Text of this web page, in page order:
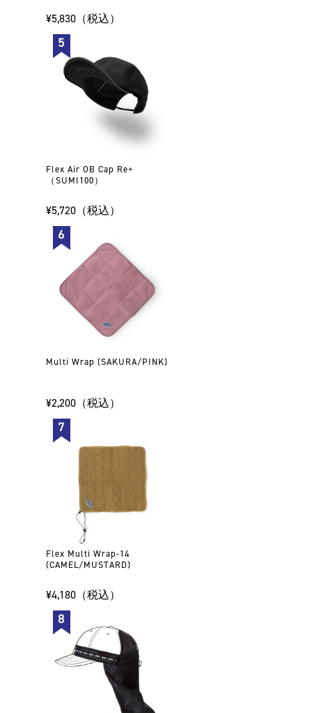
¥5,830（税込）
Flex Air OB Cap Re+
（SUMI100）
¥5,720（税込）
Multi Wrap (SAKURA/PINK)
¥2,200（税込）
Flex Multi Wrap-14
(CAMEL/MUSTARD)
¥4,180（税込）